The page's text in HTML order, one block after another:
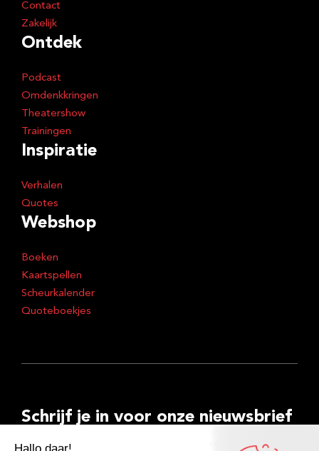
Contact
Zakelijk
Ontdek
Podcast
Omdenkkringen
Theatershow
Trainingen
Inspiratie
Verhalen
Quotes
Webshop
Boeken
Kaartspellen
Scheurkalender
Quoteboekjes
Schrijf je in voor onze nieuwsbrief